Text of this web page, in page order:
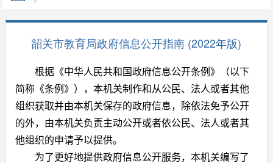
韶关市教育局政府信息公开指南 (2022年版)
根据《中华人民共和国政府信息公开条例》（以下
简称《条例》），本机关制作和从公民、法人或者其他
组织获取并由本机关保存的政府信息，除依法免予公开
的外，由本机关负责主动公开或者依公民、法人或者其
他组织的申请予以提供。
为了更好地提供政府信息公开服务，本机关编写了